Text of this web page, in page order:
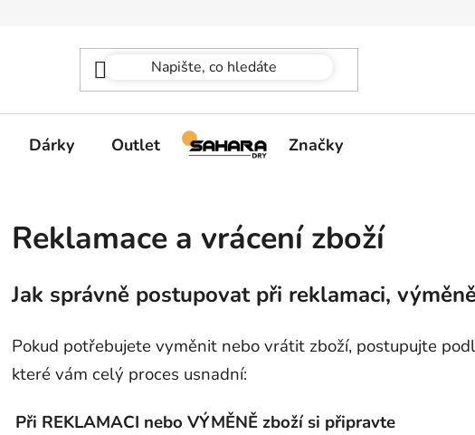
Dárky Outlet Značky
Reklamace a vrácení zboží
Jak správně postupovat při reklamaci,
Pokud potřebujete vyměnit nebo vrátit zboží, postupujte
které vám celý proces usnadní:
Při REKLAMACI nebo VÝMĚNĚ zboží si připravte